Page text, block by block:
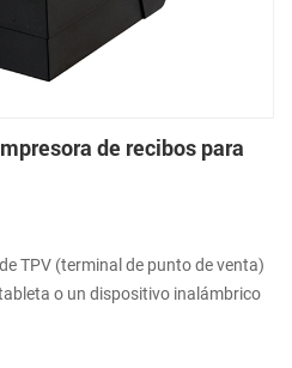
de recibos para
TPV (terminal de punto de venta)
o un dispositivo inalámbrico
caja registradora o electrónicos de
de terminales Móviles El